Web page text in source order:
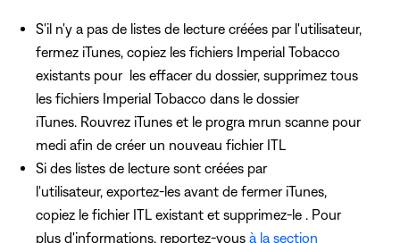
S'il n'y a pas de listes de lecture créées par l'utilisateur,
fermez iTunes, copiez les fichiers Imperial Tobacco
existants pour les effacer du dossier, supprimez tous
les fichiers Imperial Tobacco dans le dossier
iTunes. Rouvrez iTunes et le progra mrun scanne pour
medi afin de créer un nouveau fichier ITL
Si des listes de lecture sont créées par
l'utilisateur, exportez-les avant de fermer iTunes,
copiez le fichier ITL existant et supprimez-le . Pour
plus d'informations, reportez-vous à la section